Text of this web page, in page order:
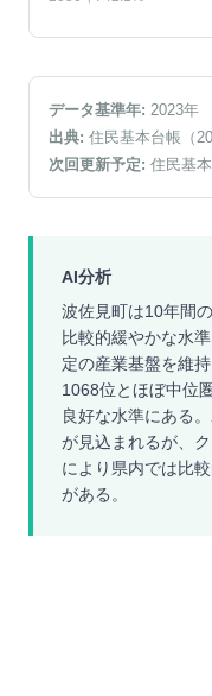
データ基準年: 2023年
出典: 住民基本台帳（
次回更新予定: 住民基
AI分析
波佐見町は10年間
比較的緩やかな水
定の産業基盤を維
1068位とほぼ中位
良好な水準にある
が見込まれるが、
により県内では比
がある。